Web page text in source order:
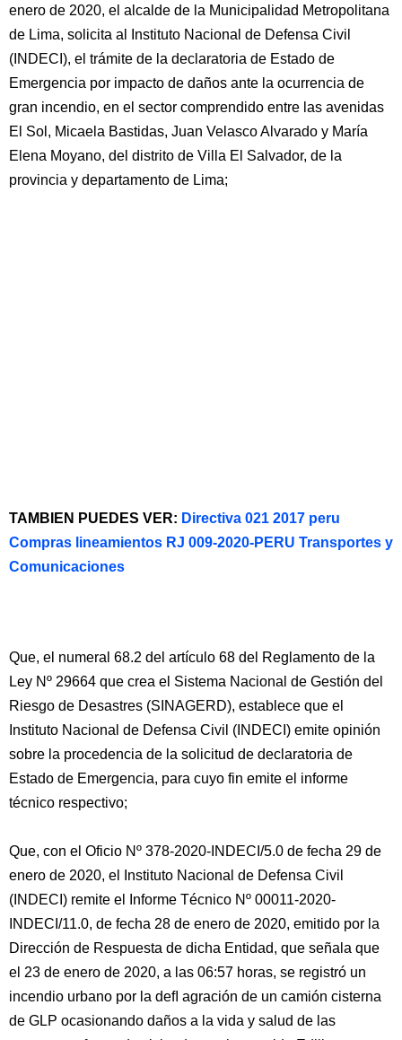
enero de 2020, el alcalde de la Municipalidad Metropolitana
de Lima, solicita al Instituto Nacional de Defensa Civil
(INDECI), el trámite de la declaratoria de Estado de
Emergencia por impacto de daños ante la ocurrencia de
gran incendio, en el sector comprendido entre las avenidas
El Sol, Micaela Bastidas, Juan Velasco Alvarado y María
Elena Moyano, del distrito de Villa El Salvador, de la
provincia y departamento de Lima;
TAMBIEN PUEDES VER: Directiva 021 2017 peru
Compras lineamientos RJ 009-2020-PERU Transportes y
Comunicaciones
Que, el numeral 68.2 del artículo 68 del Reglamento de la
Ley Nº 29664 que crea el Sistema Nacional de Gestión del
Riesgo de Desastres (SINAGERD), establece que el
Instituto Nacional de Defensa Civil (INDECI) emite opinión
sobre la procedencia de la solicitud de declaratoria de
Estado de Emergencia, para cuyo fin emite el informe
técnico respectivo;
Que, con el Oficio Nº 378-2020-INDECI/5.0 de fecha 29 de
enero de 2020, el Instituto Nacional de Defensa Civil
(INDECI) remite el Informe Técnico Nº 00011-2020-
INDECI/11.0, de fecha 28 de enero de 2020, emitido por la
Dirección de Respuesta de dicha Entidad, que señala que
el 23 de enero de 2020, a las 06:57 horas, se registró un
incendio urbano por la deﬂ agración de un camión cisterna
de GLP ocasionando daños a la vida y salud de las